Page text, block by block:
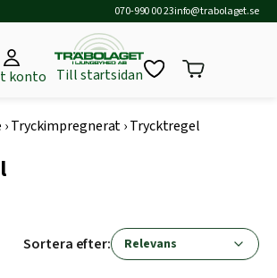
070-990 00 23info@trabolaget.se
konto Till startsidan
›Tryckimpregnerat›Trycktregel
Sortera efter: